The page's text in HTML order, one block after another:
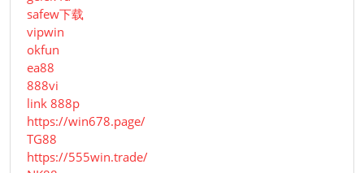
safew下载
vipwin
okfun
ea88
888vi
link 888p
https://win678.page/
TG88
https://555win.trade/